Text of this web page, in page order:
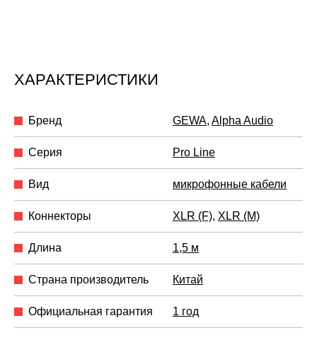
ХАРАКТЕРИСТИКИ
Бренд GEWA, Alpha Audio
Серия Pro Line
Вид микрофонные кабели
Коннекторы XLR (F), XLR (M)
Длина 1,5 м
Страна производитель Китай
Официальная гарантия 1 год